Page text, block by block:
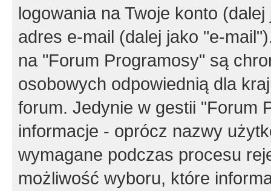
logowania na Twoje konto
adres e-mail (dalej jako "e-
na "Forum Programosy" są
osobowych odpowiednią dla
forum. Jedynie w gestii "Forum
informacje - oprócz nazwy
wymagane podczas procesu
możliwość wyboru, które